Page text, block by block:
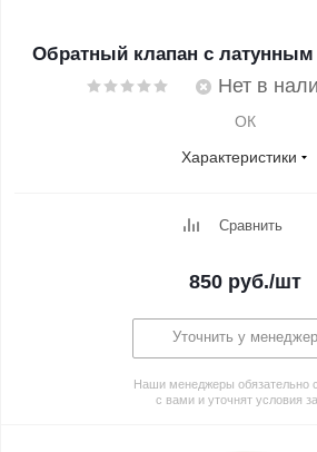
Обратный клапан с
Нет в
ОК
Характеристики
Сравнить
850 руб./шт
Уточнить у
Наши менеджеры обязательно
с вами и уточнят условия